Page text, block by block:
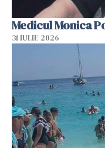
Medicul Monica
31 IULIE 2026